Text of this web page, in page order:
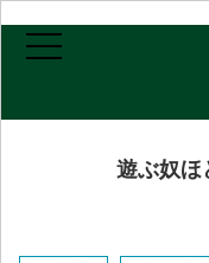
遊ぶ奴ほ